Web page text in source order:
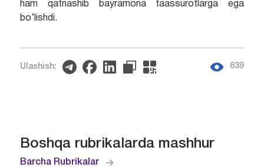
ham qatnashib bayramona taassurotlarga ega
bo‘lishdi.
Ulashish: 639
Boshqa rubrikalarda mashhur
Barcha Rubrikalar